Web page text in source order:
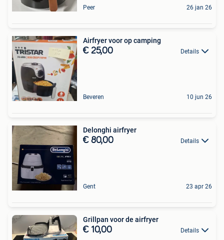
Peer 26 jan 26
Airfryer voor op camping
€ 25,00 Details
Beveren 10 jun 26
Delonghi airfryer
€ 80,00 Details
Gent 23 apr 26
Grillpan voor de airfryer
€ 10,00 Details